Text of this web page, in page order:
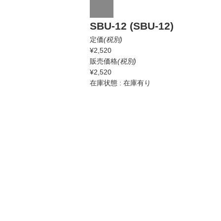
SBU-12 (SBU-12)
定価(税別)
¥2,520
販売価格(税別)
¥2,520
在庫状態 : 在庫有り